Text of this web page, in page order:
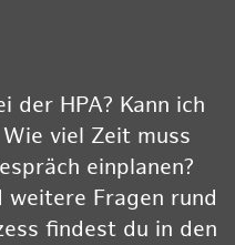
der HPA? Kann ich
viel Zeit muss
einplanen?
Fragen rund
findest du in den